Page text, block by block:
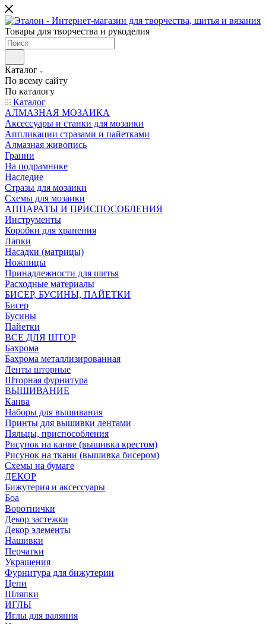
Товары для творчества и рукоделия
Каталог
По всему сайту
По каталогу
Каталог
АЛМАЗНАЯ МОЗАИКА
Аксессуары и станки для мозаики
Аппликации стразами и пайетками
Алмазная живопись
Гранни
На подрамнике
Наследие
Стразы для мозаики
Схемы для мозаики
АППАРАТЫ И ПРИСПОСОБЛЕНИЯ
Инструменты
Коробки для хранения
Лапки
Насадки (матрицы)
Ножницы
Принадлежности для шитья
Расходные материалы
БИСЕР, БУСИНЫ, ПАЙЕТКИ
Бисер
Бусины
Пайетки
ВСЕ ДЛЯ ШТОР
Бахрома
Бахрома металлизированная
Ленты шторные
Шторная фурнитура
ВЫШИВАНИЕ
Канва
Наборы для вышивания
Принты для вышивки лентами
Пяльцы, приспособления
Рисунок на канве (вышивка крестом)
Рисунок на ткани (вышивка бисером)
Схемы на бумаге
ДЕКОР
Бижутерия и аксессуары
Боа
Воротнички
Декор застежки
Декор элементы
Нашивки
Перчатки
Украшения
Фурнитура для бижутерии
Цепи
Шляпки
ИГЛЫ
Иглы для валяния